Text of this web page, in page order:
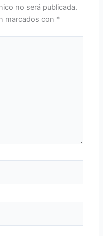
no será publicada.
marcados con *